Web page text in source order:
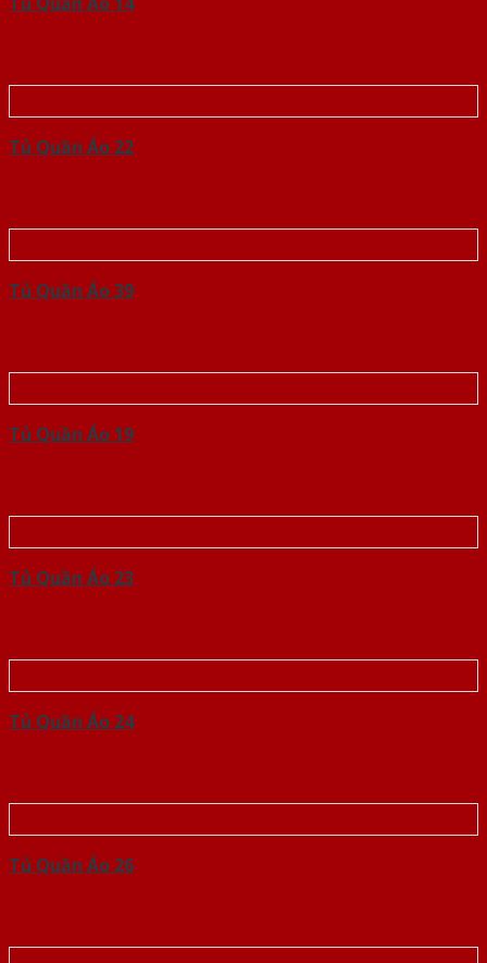
Tủ Quần Áo 22
Tủ Quần Áo 39
Tủ Quần Áo 19
Tủ Quần Áo 23
Tủ Quần Áo 24
Tủ Quần Áo 26